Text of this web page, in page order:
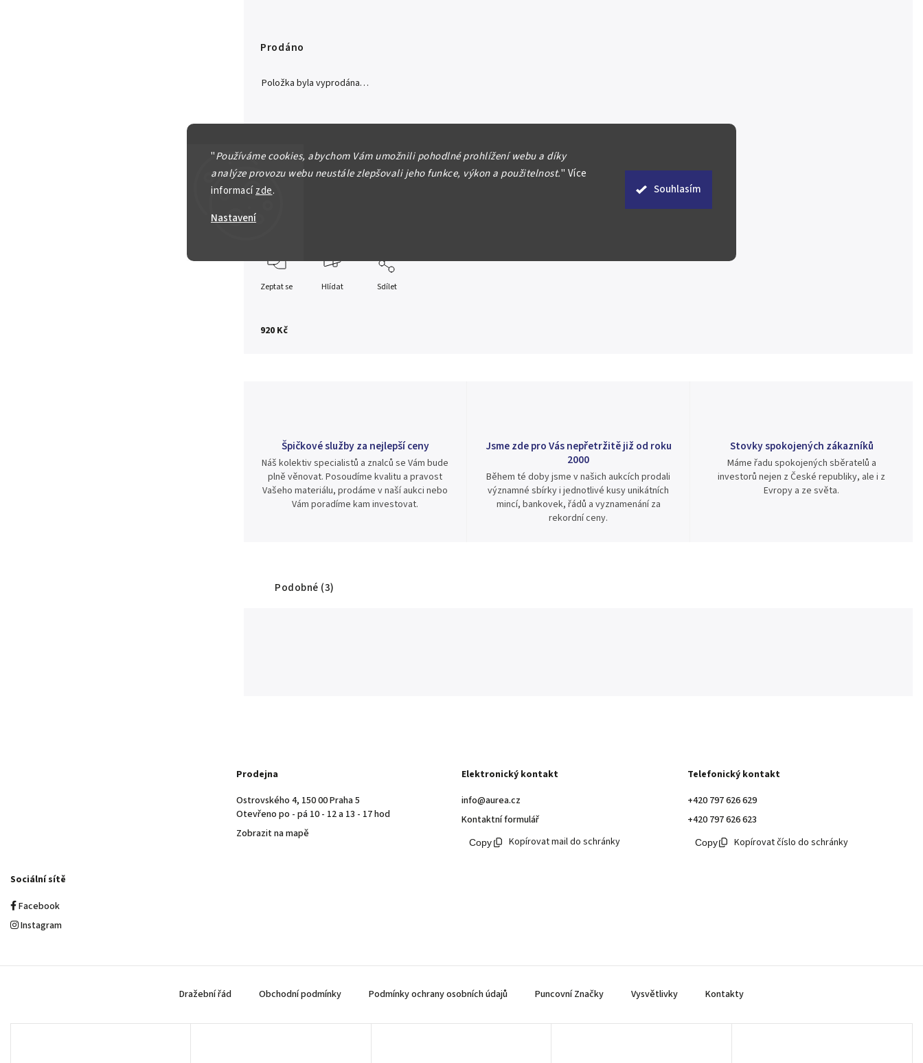
"Používáme cookies, abychom Vám umožnili pohodlné prohlížení webu a díky
analýze provozu webu neustále zlepšovali jeho funkce, výkon a použitelnost." Více
informacízde.
Nastavení
Souhlasím
920 Kč
Prodáno
Položka byla vyprodána…
10 Pesos 1997 - 150. výročí – Hamburk America Line
Ag 0,999, 34,5 mm (15 g), Proof
Zeptat se Hlídat Sdílet
Špičkové služby za nejlepší ceny
Náš kolektiv specialistů a znalců se Vám bude
plně věnovat. Posoudíme kvalitu a pravost
Vašeho materiálu, prodáme v naší aukci nebo
Vám poradíme kam investovat.
Jsme zde pro Vás nepřetržitě již od roku
2000
Během té doby jsme v našich aukcích prodali
významné sbírky i jednotlivé kusy unikátních
mincí, bankovek, řádů a vyznamenání za
rekordní ceny.
Stovky spokojených zákazníků
Máme řadu spokojených sběratelů a
investorů nejen z České republiky, ale i z
Evropy a ze světa.
Podobné (3)
Prodejna
Ostrovského 4, 150 00 Praha 5
Otevřeno po - pá 10 - 12 a 13 - 17 hod
Zobrazit na mapě
Elektronický kontakt
info@aurea.cz
Kontaktní formulář
Kopírovat mail do schránky
Telefonický kontakt
+420 797 626 629
+420 797 626 623
Kopírovat číslo do schránky
Sociální sítě
Facebook
Instagram
Dražební řád Obchodní podmínky Podmínky ochrany osobních údajů Puncovní Značky Vysvětlivky Kontakty